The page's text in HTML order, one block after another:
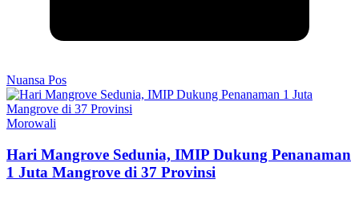
Nuansa Pos
Morowali
Hari Mangrove Sedunia, IMIP Dukung Penanaman
1 Juta Mangrove di 37 Provinsi